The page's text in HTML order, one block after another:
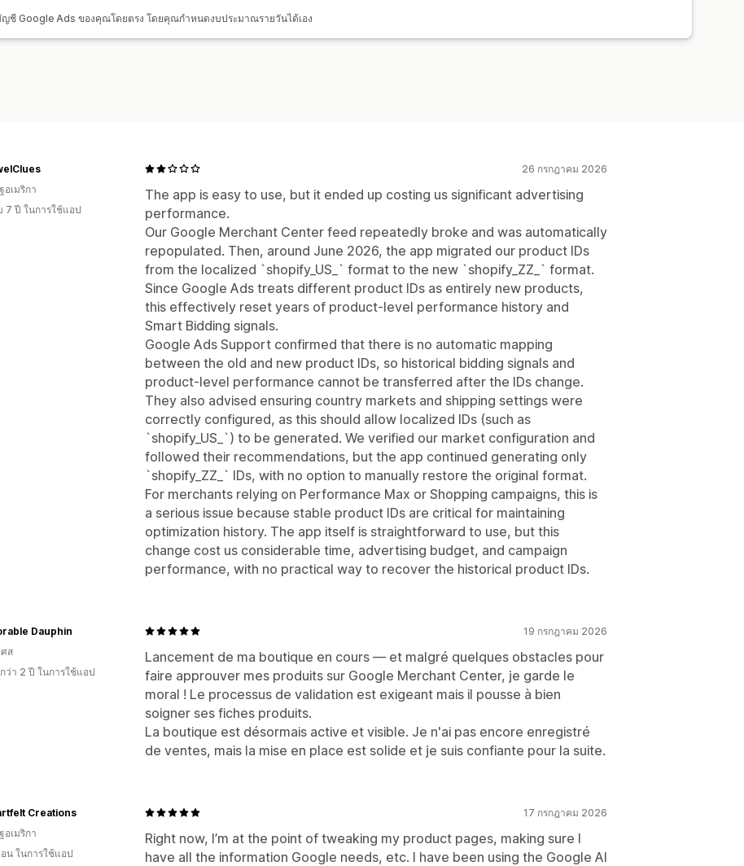
ต้นทุนต่อการหาลูกค้าใหม่ แดชบอร์ด
ชี Google Ads ของคุณโดยตรง โดยคุณกำหนดงบประมาณรายวันได้เอง
26 กรกฎาคม 2026
The app is easy to use, but it ended up costing us significant advertising
performance.
Our Google Merchant Center feed repeatedly broke and was automatically
repopulated. Then, around June 2026, the app migrated our product IDs
from the localized `shopify_US_` format to the new `shopify_ZZ_` format.
Since Google Ads treats different product IDs as entirely new products,
this effectively reset years of product-level performance history and
Smart Bidding signals.
Google Ads Support confirmed that there is no automatic mapping
between the old and new product IDs, so historical bidding signals and
product-level performance cannot be transferred after the IDs change.
They also advised ensuring country markets and shipping settings were
correctly configured, as this should allow localized IDs (such as
`shopify_US_`) to be generated. We verified our market configuration and
followed their recommendations, but the app continued generating only
`shopify_ZZ_` IDs, with no option to manually restore the original format.
For merchants relying on Performance Max or Shopping campaigns, this is
a serious issue because stable product IDs are critical for maintaining
optimization history. The app itself is straightforward to use, but this
change cost us considerable time, advertising budget, and campaign
performance, with no practical way to recover the historical product IDs.
อเมริกา
7 ปี ในการใช้แอป
19 กรกฎาคม 2026
Lancement de ma boutique en cours — et malgré quelques obstacles pour
faire approuver mes produits sur Google Merchant Center, je garde le
moral ! Le processus de validation est exigeant mais il pousse à bien
soigner ses fiches produits.
La boutique est désormais active et visible. Je n'ai pas encore enregistré
de ventes, mais la mise en place est solide et je suis confiante pour la suite.
Dauphin
ศส
ว่า 2 ปี ในการใช้แอป
17 กรกฎาคม 2026
Right now, I’m at the point of tweaking my product pages, making sure I
have all the information Google needs, etc. I have been using the Google AI
Creations
อเมริกา
อน ในการใช้แอป